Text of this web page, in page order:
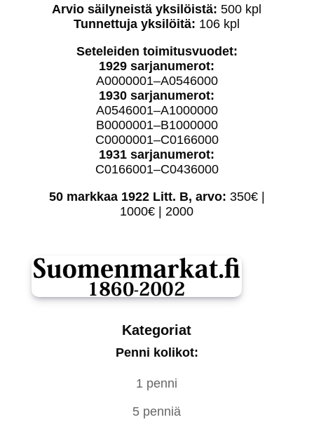
Arvio säilyneistä yksilöistä: 500 kpl
Tunnettuja yksilöitä: 106 kpl
Seteleiden toimitusvuodet:
1929 sarjanumerot:
A0000001–A0546000
1930 sarjanumerot:
A0546001–A1000000
B0000001–B1000000
C0000001–C0166000
1931 sarjanumerot:
C0166001–C0436000
50 markkaa 1922 Litt. B, arvo: 350€ |
1000€ | 2000
Kategoriat
Penni kolikot:
1 penni
5 penniä